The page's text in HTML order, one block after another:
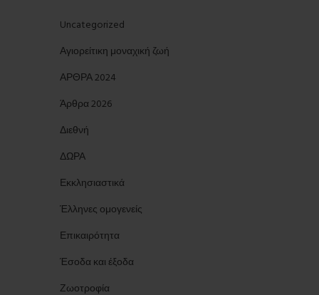
Uncategorized
Αγιορείτικη μοναχική ζωή
ΑΡΘΡΑ 2024
Άρθρα 2026
Διεθνή
ΔΩΡΑ
Εκκλησιαστικά
Έλληνες ομογενείς
Επικαιρότητα
Έσοδα και έξοδα
Ζωοτροφία